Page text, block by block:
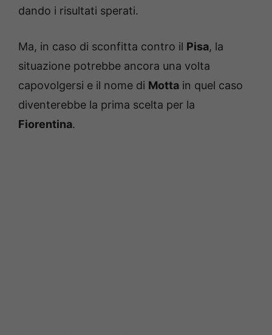
dando i risultati sperati.
Ma, in caso di sconfitta contro il Pisa, la
situazione potrebbe ancora una volta
capovolgersi e il nome di Motta in quel caso
diventerebbe la prima scelta per la
Fiorentina.